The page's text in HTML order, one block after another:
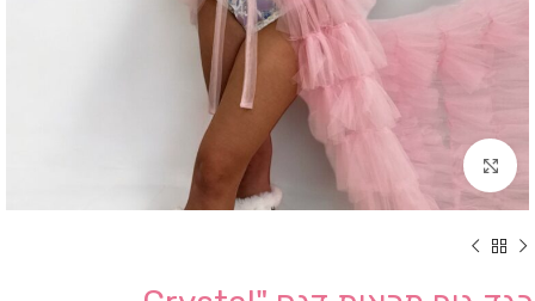
ALT+0
Click to enlarge